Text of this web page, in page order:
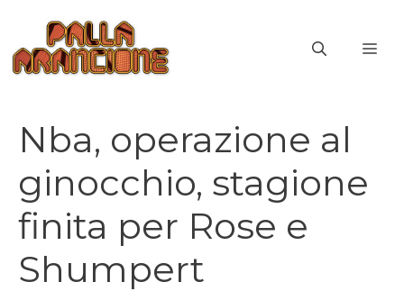
contenuto
Nba, operazione al
ginocchio, stagione
finita per Rose e
Shumpert